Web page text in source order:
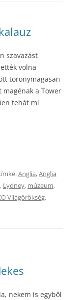
szavazást
volna
toronymagasan
a Tower
tehát mi
Anglia,Anglia
, Lydney, múzeum,
Világörökség,
nekem is egyből